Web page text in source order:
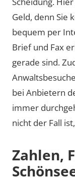
Geld, denn Sie
bequem per
Brief und Fax
gerade sind.
bei Anbietern
immer
nicht der Fall
Zahlen,